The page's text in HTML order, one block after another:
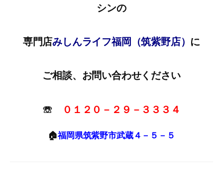
シンの
専門店みしんライフ福岡（筑紫野店） に
ご相談、お問い合わせください
☏ ０１２０－２９－３３３４
🏠福岡県筑紫野市武蔵４－５－５